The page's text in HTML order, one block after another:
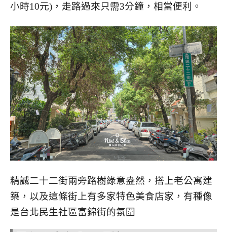
小時10元)，走路過來只需3分鐘，相當便利。
精誠二十二街兩旁路樹綠意盎然，搭上老公寓建
築，以及這條街上有多家特色美食店家，有種像
是台北民生社區富錦街的氛圍